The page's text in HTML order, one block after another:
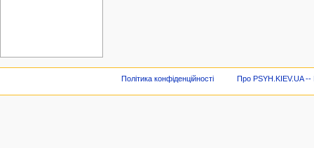
Політика конфіденційності Про PSYH.KIEV.UA --